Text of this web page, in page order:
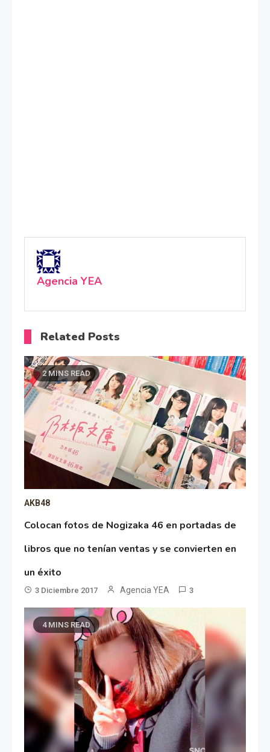
Agencia YEA
Related Posts
2 MINS READ
AKB48
Colocan fotos de Nogizaka 46 en portadas de
libros que no tenían ventas y se convierten en
un éxito
3 Diciembre 2017 Agencia YEA 3
4 MINS READ